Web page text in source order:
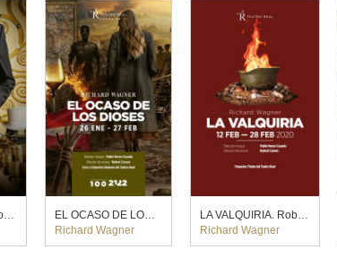
Arabella. Christf Loy (2023)
EL OCASO DE LOS DIOSES. Robert Carsen (2022)
Richard Wagner
LA VALQUIRIA. Robert Carsen (2020)
Richard Wagner